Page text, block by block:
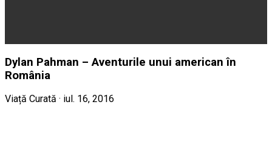
Dylan Pahman – Aventurile unui american în
România
Viață Curată · iul. 16, 2016